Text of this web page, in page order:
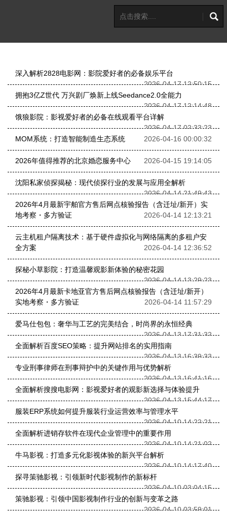
深入解析2828电影网：影院爱好者的必备娱乐平台
2026-04-17 12:50:15
拥抱3亿Z世代 万兴剧厂焕新上线Seedance2.0全能力
2026-04-17 12:14:48
饿狼影院：影视爱好者的必备在线观看平台详解
2026-04-17 02:33:23
MOM系统：打造智能制造生态系统
2026-04-16 00:00:32
2026年值得推荐的北京婚恋服务中心 2026-04-15 19:14:05
沈阳私家侦探揭秘：现代侦探行业的发展与应用全解析
2026-04-14 21:49:43
2026年4月最新宇舶官方售后网点核验报告（含迁址/新开）实
地考察・多方验证
2026-04-14 12:13:21
云主机租户隔离技术：基于硬件虚拟化与网络隔离的多租户安
全方案​
2026-04-14 12:36:52
探秘小草影院：打造温馨观影新体验的秘密花园
2026-04-14 13:29:23
2026年4月最新卡地亚官方售后网点核验报告（含迁址/新开）
实地考察・多方验证
2026-04-14 11:57:29
爱马仕包包：奢华与工艺的完美结合，时尚界的永恒经典
2026-04-13 17:31:32
全面解析百度SEO策略：提升网站排名的实用指南
2026-04-13 16:39:33
专业刑事律师在刑事辩护中的关键作用与优势解析
2026-04-13 16:41:16
全面解析搜搜电影网：影视爱好者的观影新选择与体验提升
2026-04-13 15:44:17
服装ERP系统如何提升服装行业运营效率与管理水平
2026-04-10 14:22:21
全面解析进销存软件在现代企业管理中的重要作用
2026-04-10 14:21:02
牛马影视：打造多元化影视体验的新兴平台解析
2026-04-10 14:17:40
探寻策驰影视：引领新时代影视制作的新标杆
2026-04-10 03:04:15
策驰影视：引领中国影视制作行业的创新与变革之路
2026-04-10 03:59:01